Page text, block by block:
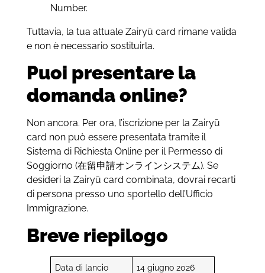
Number.
Tuttavia, la tua attuale Zairyū card rimane valida
e non è necessario sostituirla.
Puoi presentare la
domanda online?
Non ancora. Per ora, l’iscrizione per la Zairyū
card non può essere presentata tramite il
Sistema di Richiesta Online per il Permesso di
Soggiorno (在留申請オンラインシステム). Se
desideri la Zairyū card combinata, dovrai recarti
di persona presso uno sportello dell’Ufficio
Immigrazione.
Breve riepilogo
Data di lancio 14 giugno 2026